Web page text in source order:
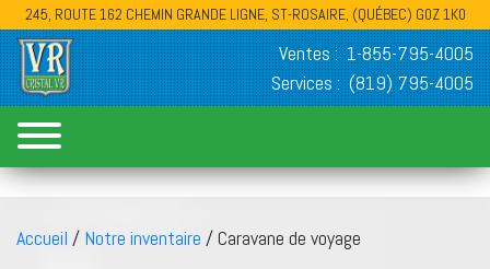
245, ROUTE 162 CHEMIN GRANDE LIGNE, ST-ROSAIRE, (QUÉBEC) G0Z 1K0
Ventes : 1-855-795-4005
Services : (819) 795-4005
Accueil / Notre inventaire / Caravane de voyage